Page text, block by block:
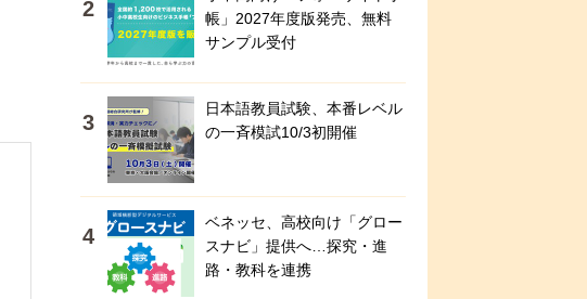
帳」2027年度版発売、無料
サンプル受付
日本語教員試験、本番レベル
の一斉模試10/3初開催
ベネッセ、高校向け「グロー
スナビ」提供へ…探究・進
路・教科を連携